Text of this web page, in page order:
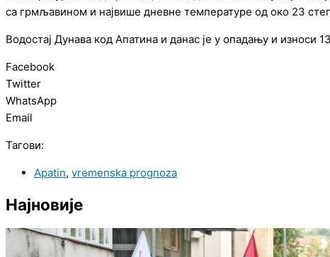
са грмљавином и највише дневне температуре од око 23
Водостај Дунава код Апатина и данас је у опадању и износи
Facebook
Twitter
WhatsApp
Email
Тагови:
Apatin, vremenska prognoza
Најновије